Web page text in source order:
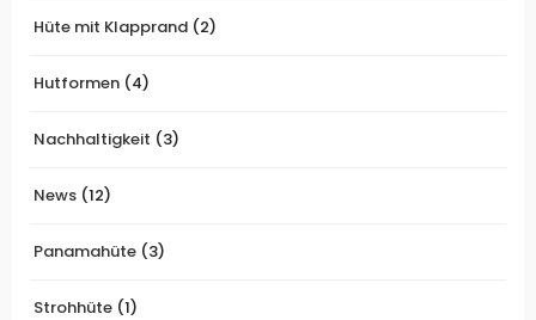
Hüte mit Klapprand (2)
Hutformen (4)
Nachhaltigkeit (3)
News (12)
Panamahüte (3)
Strohhüte (1)